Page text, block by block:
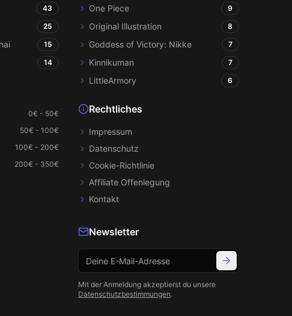
43
25
15
14
0€ - 50€
50€ - 100€
100€ - 200€
200€ - 350€
One Piece 9
Original Illustration 8
Goddess of Victory: Nikke 7
Kinnikuman 7
LittleArmory 6
Rechtliches
Impressum
Datenschutz
Cookie-Richtlinie
Affiliate Offenlegung
Kontakt
Newsletter
Mit der Anmeldung akzeptierst du unsere
Datenschutzbestimmungen.